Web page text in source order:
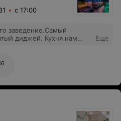
с 17:00
заведение.Самый
диджей. Кухня нам
Яне за хорошее
вы действительно
Еще